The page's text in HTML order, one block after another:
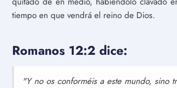
tiempo en que vendrá el reino de Dios.
Romanos 12:2 dice:
"Y no os conforméis a este mundo, sino